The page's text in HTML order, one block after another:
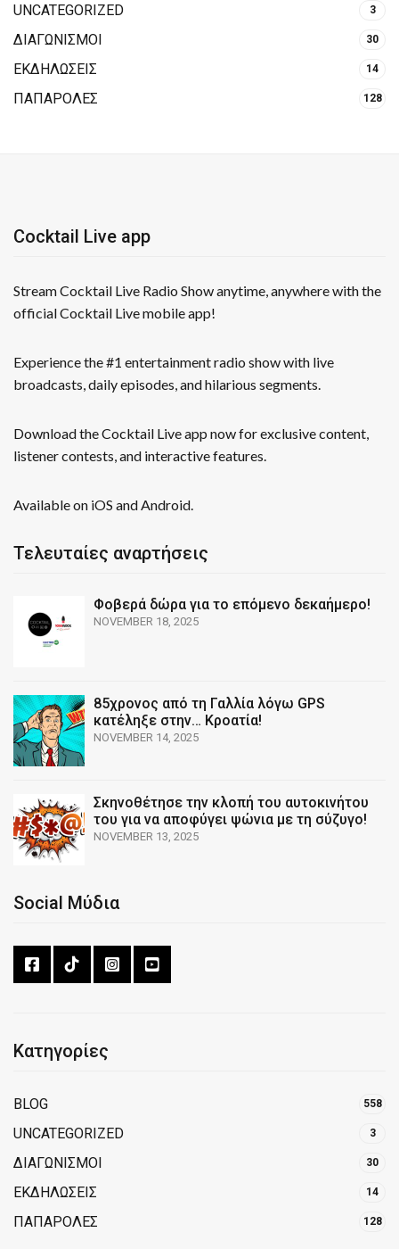
UNCATEGORIZED 3
ΔΙΑΓΩΝΙΣΜΟΙ 30
ΕΚΔΗΛΩΣΕΙΣ 14
ΠΑΠΑΡΟΛΕΣ 128
Cocktail Live app
Stream Cocktail Live Radio Show anytime, anywhere with the
official Cocktail Live mobile app!
Experience the #1 entertainment radio show with live
broadcasts, daily episodes, and hilarious segments.
Download the Cocktail Live app now for exclusive content,
listener contests, and interactive features.
Available on iOS and Android.
Τελευταίες αναρτήσεις
Φοβερά δώρα για το επόμενο δεκαήμερο!
NOVEMBER 18, 2025
85χρονος από τη Γαλλία λόγω GPS
κατέληξε στην… Κροατία!
NOVEMBER 14, 2025
Σκηνοθέτησε την κλοπή του αυτοκινήτου
του για να αποφύγει ψώνια με τη σύζυγο!
NOVEMBER 13, 2025
Social Μύδια
Κατηγορίες
BLOG 558
UNCATEGORIZED 3
ΔΙΑΓΩΝΙΣΜΟΙ 30
ΕΚΔΗΛΩΣΕΙΣ 14
ΠΑΠΑΡΟΛΕΣ 128